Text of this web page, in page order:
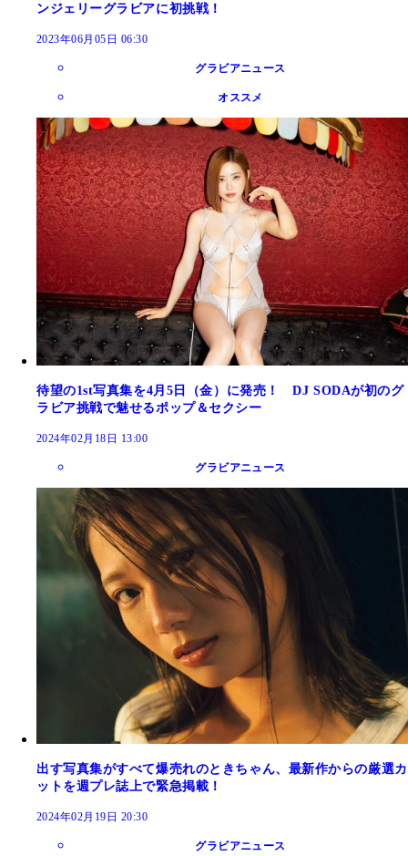
ンジェリーグラビアに初挑戦！
2023年06月05日 06:30
グラビアニュース
オススメ
待望の1st写真集を4月5日（金）に発売！ DJ SODAが初のグ
ラビア挑戦で魅せるポップ＆セクシー
2024年02月18日 13:00
グラビアニュース
出す写真集がすべて爆売れのときちゃん、最新作からの厳選カ
ットを週プレ誌上で緊急掲載！
2024年02月19日 20:30
グラビアニュース